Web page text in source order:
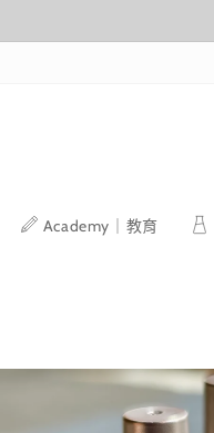
Academy｜教育